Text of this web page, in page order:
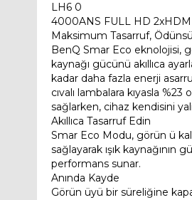
LH6 0
4000ANS FULL HD
Maksimum Tasarruf,
BenQ Smar Eco eknolojisi,
kaynağı gücünü akıllıca
kadar daha fazla enerji
cıvalı lambalara kıyasla
sağlarken, cihaz kendisini
Akıllıca Tasarruf Edin
Smar Eco Modu, görün ü
sağlayarak ışık
performans sunar.
Anında Kayde
Görün üyü bir süreliğine